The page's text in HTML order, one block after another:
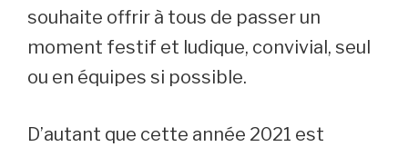
souhaite offrir à tous de passer un
moment festif et ludique, convivial, seul
ou en équipes si possible.
D’autant que cette année 2021 est